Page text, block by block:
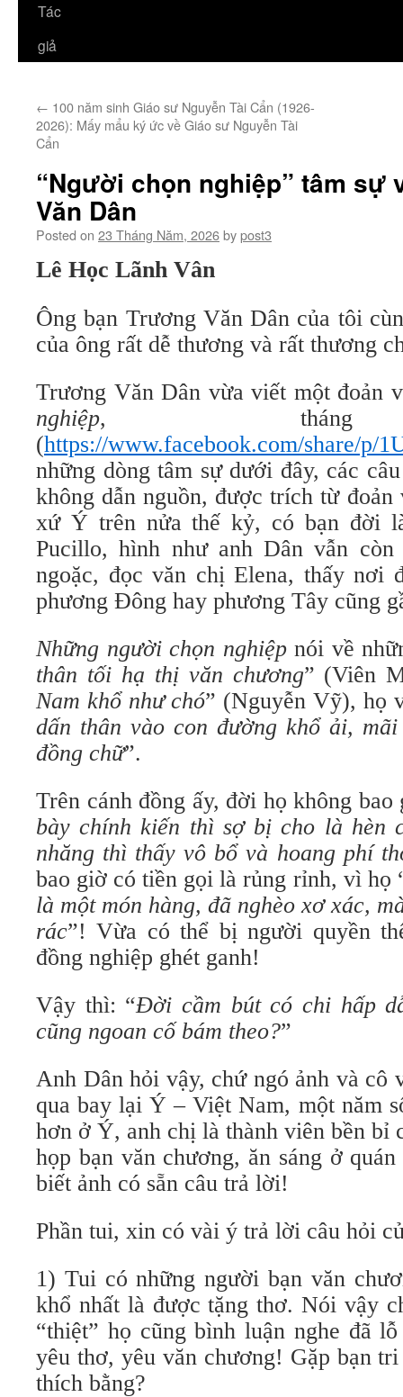
Tác
giả
← 100 năm sinh Giáo sư Nguyễn Tài Cẩn (1926-
2026): Mấy mẩu ký ức về Giáo sư Nguyễn Tài
Cẩn
“Người chọn nghiệp” tâm sự
Văn Dân
Posted on 23 Tháng Năm, 2026bypost3
Lê Học Lãnh Vân
Ông bạn Trương Văn Dân của tôi
của ông rất dễ thương và rất thương
Trương Văn Dân vừa viết một đoản
nghiệp, tháng
(https://www.facebook.com/share/p/
những dòng tâm sự dưới đây, các
không dẫn nguồn, được trích từ đoản
xứ Ý trên nửa thế kỷ, có bạn đời
Pucillo, hình như anh Dân vẫn
ngoặc, đọc văn chị Elena, thấy nơi
phương Đông hay phương Tây cũng
Những người chọn nghiệpnói về
thân tối hạ thị văn chương” (Viên
Nam khổ như chó” (Nguyễn Vỹ), họ
dấn thân vào con đường khổ ải,
đồng chữ”.
Trên cánh đồng ấy, đời họ không bao
bày chính kiến thì sợ bị cho là hèn
nhăng thì thấy vô bổ và hoang phí
bao giờ có tiền gọi là rủng rỉnh, vì họ
là một món hàng, đã nghèo xơ xác,
rác”! Vừa có thể bị người quyền
đồng nghiệp ghét ganh!
Vậy thì: “Đời cầm bút có chi hấp
cũng ngoan cố bám theo?”
Anh Dân hỏi vậy, chứ ngó ảnh và cô
qua bay lại Ý – Việt Nam, một năm
hơn ở Ý, anh chị là thành viên bền bỉ
họp bạn văn chương, ăn sáng ở
biết ảnh có sẵn câu trả lời!
Phần tui, xin có vài ý trả lời câu hỏi
1) Tui có những người bạn văn
khổ nhất là được tặng thơ. Nói vậy
“thiệt” họ cũng bình luận nghe đã
yêu thơ, yêu văn chương! Gặp bạn
thích bằng?